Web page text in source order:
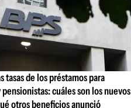
tasas de los préstamos para
cuáles son los nuevos
otros beneficios anunció